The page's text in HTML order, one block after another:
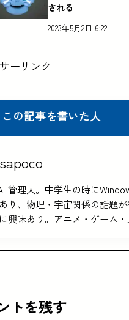
される
2023年5月2日 6:22
ーリンク
この記事を書いた人
管理人。中学生の時に
り、物理・宇宙関係の話題
興味あり。アニメ・ゲーム
トを残す